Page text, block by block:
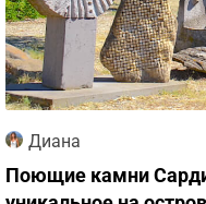
Диана
Поющие камни